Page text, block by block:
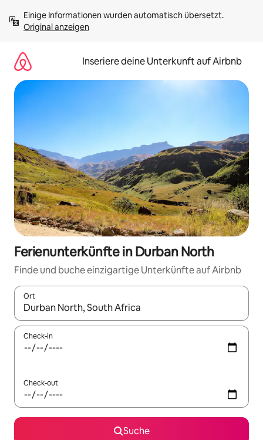
Inhalten
springenOriginal anzeigen
Inseriere deine Unterkunft auf Airbnb
Ferienunterkünfte in Durban North
Finde und buche einzigartige Unterkünfte auf Airbnb
Ort
Wenn Ergebnisse verfügbar sind, navigiere mit den
Check-in
Check-out
Suche